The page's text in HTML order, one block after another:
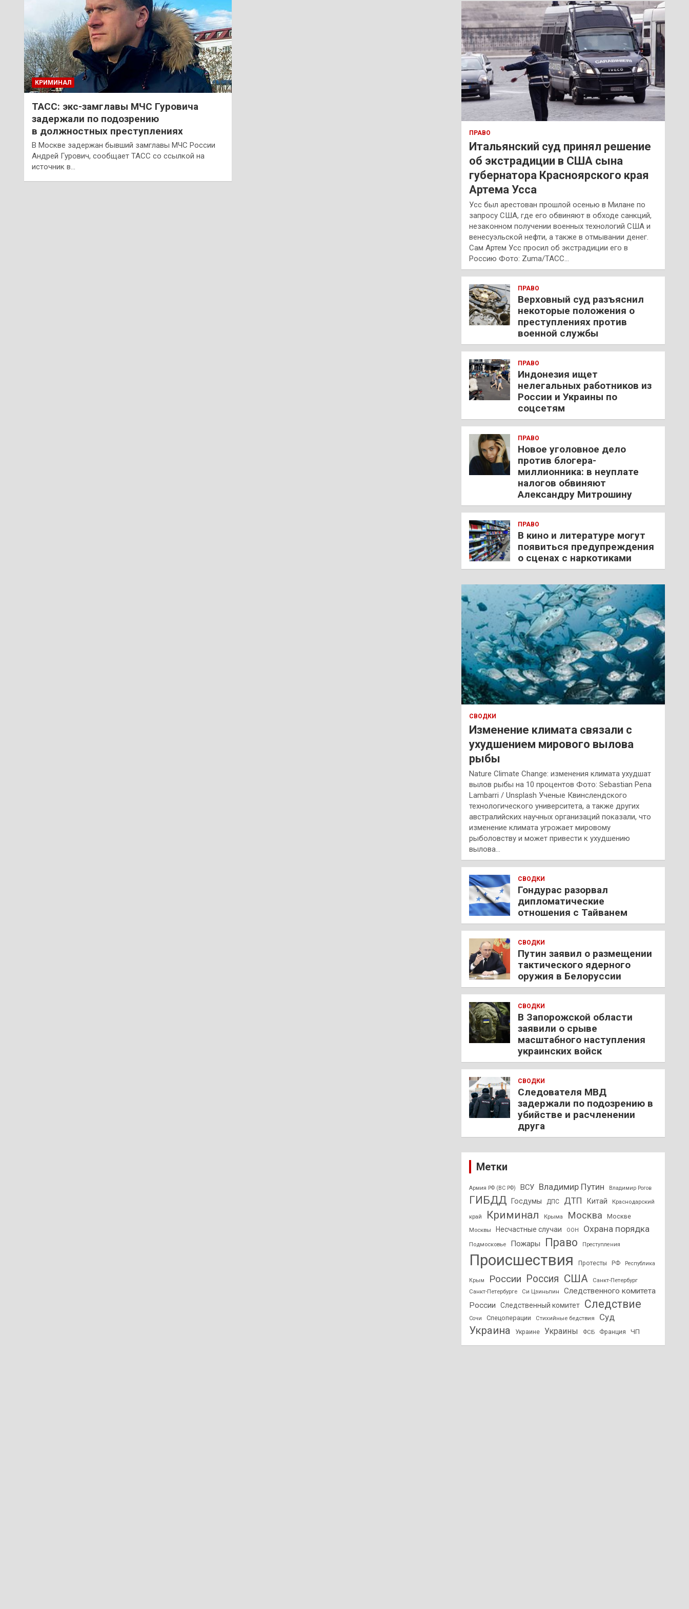
КРИМИНАЛ
ТАСС: экс-замглавы МЧС Гуровича
задержали по подозрению
в должностных преступлениях
В Москве задержан бывший замглавы МЧС России
Андрей Гурович, сообщает ТАСС со ссылкой на
источник в…
к
ПРАВО
Итальянский суд принял решение
об экстрадиции в США сына
губернатора Красноярского края
Артема Усса
Усс был арестован прошлой осенью в Милане по
запросу США, где его обвиняют в обходе санкций,
незаконном получении военных технологий США и
венесуэльской нефти, а также в отмывании денег.
Сам Артем Усс просил об экстрадиции его в
Россию Фото: Zuma/ТАСС…
ПРАВО
Верховный суд разъяснил
некоторые положения о
преступлениях против
военной службы
ПРАВО
Индонезия ищет
нелегальных работников из
России и Украины по
соцсетям
ПРАВО
Новое уголовное дело
против блогера-
миллионника: в неуплате
налогов обвиняют
Александру Митрошину
ПРАВО
В кино и литературе могут
появиться предупреждения
о сценах с наркотиками
СВОДКИ
Изменение климата связали с
ухудшением мирового вылова
рыбы
Nature Climate Change: изменения климата ухудшат
вылов рыбы на 10 процентов Фото: Sebastian Pena
Lambarri / Unsplash Ученые Квинслендского
технологического университета, а также других
австралийских научных организаций показали, что
изменение климата угрожает мировому
рыболовству и может привести к ухудшению
вылова…
СВОДКИ
Гондурас разорвал
дипломатические
отношения с Тайванем
СВОДКИ
Путин заявил о размещении
тактического ядерного
оружия в Белоруссии
СВОДКИ
В Запорожской области
заявили о срыве
масштабного наступления
украинских войск
СВОДКИ
Следователя МВД
задержали по подозрению в
убийстве и расчленении
друга
Метки
Армия РФ (ВС РФ) ВСУ Владимир Путин Владимир Рогов
ГИБДД Госдумы ДПС ДТП Китай Краснодарский
край Криминал Крыма Москва Москве
Москвы Несчастные случаи ООН Охрана порядка
Подмосковье Пожары Право Преступления
Происшествия Протесты РФ Республика
Крым России Россия США
Санкт-Петербург
Санкт-Петербурге
Си Цзиньпин
Следственного комитета
России
Следственный комитет Следствие
Сочи Спецоперации Стихийные бедствия Суд
Украина Украине Украины ФСБ Франция ЧП